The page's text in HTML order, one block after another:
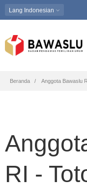
Lang Indonesian
Beranda Anggota Bawaslu
RI -